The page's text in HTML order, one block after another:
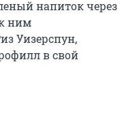
напиток через
ним
Уизерспун,
в свой